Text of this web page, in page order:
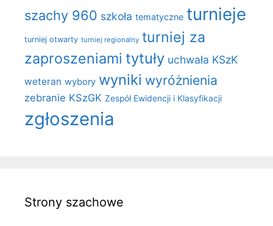
szachy 960 szkoła tematyczne turnieje
turniej otwarty turniej regionalny turniej za
zaproszeniami tytuły uchwała KSzK
weteran wybory wyniki wyróżnienia
zebranie KSzGK Zespół Ewidencji i Klasyfikacji
zgłoszenia
Strony szachowe